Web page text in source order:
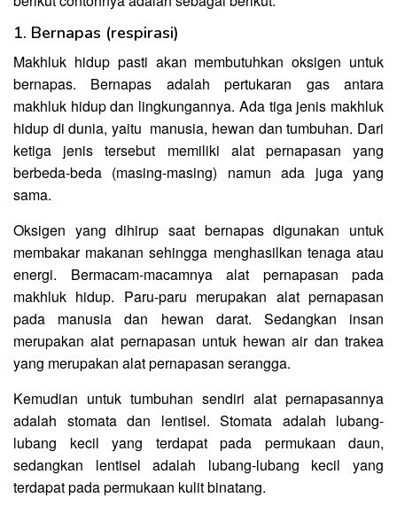
1. Bernapas (respirasi)
Makhluk hidup pasti akan membutuhkan oksigen untuk
bernapas. Bernapas adalah pertukaran gas antara
makhluk hidup dan lingkungannya. Ada tiga jenis makhluk
hidup di dunia, yaitu manusia, hewan dan tumbuhan. Dari
ketiga jenis tersebut memiliki alat pernapasan yang
berbeda-beda (masing-masing) namun ada juga yang
sama.
Oksigen yang dihirup saat bernapas digunakan untuk
membakar makanan sehingga menghasilkan tenaga atau
energi. Bermacam-macamnya alat pernapasan pada
makhluk hidup. Paru-paru merupakan alat pernapasan
pada manusia dan hewan darat. Sedangkan insan
merupakan alat pernapasan untuk hewan air dan trakea
yang merupakan alat pernapasan serangga.
Kemudian untuk tumbuhan sendiri alat pernapasannya
adalah stomata dan lentisel. Stomata adalah lubang-
lubang kecil yang terdapat pada permukaan daun,
sedangkan lentisel adalah lubang-lubang kecil yang
terdapat pada permukaan kulit binatang.